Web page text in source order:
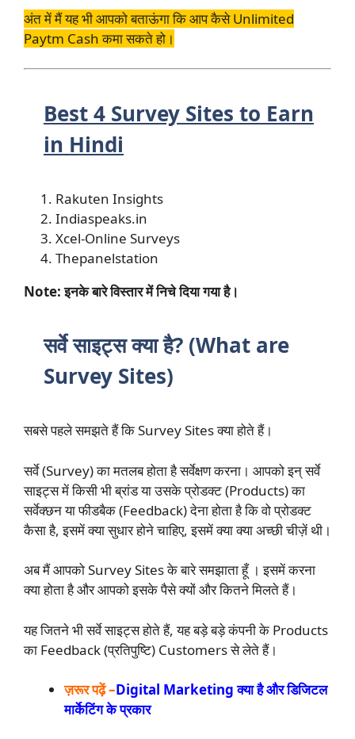
अंत में मैं यह भी आपको बताऊंगा कि आप कैसे Unlimited
Paytm Cash कमा सकते हो।
Best 4 Survey Sites to Earn
in Hindi
Rakuten Insights
Indiaspeaks.in
Xcel-Online Surveys
Thepanelstation
Note: इनके बारे विस्तार में निचे दिया गया है।
सर्वे साइट्स क्या है? (What are
Survey Sites)
सबसे पहले समझते हैं कि Survey Sites क्या होते हैं।
सर्वे (Survey) का मतलब होता है सर्वेक्षण करना। आपको इन् सर्वे
साइट्स में किसी भी ब्रांड या उसके प्रोडक्ट (Products) का
सर्वेक्छन या फीडबैक (Feedback) देना होता है कि वो प्रोडक्ट
कैसा है, इसमें क्या सुधार होने चाहिए, इसमें क्या क्या अच्छी चीज़ें थी।
अब मैं आपको Survey Sites के बारे समझाता हूँ । इसमें करना
क्या होता है और आपको इसके पैसे क्यों और कितने मिलते हैं।
यह जितने भी सर्वे साइट्स होते हैं, यह बड़े बड़े कंपनी के Products
का Feedback (प्रतिपुष्टि) Customers से लेते हैं।
ज़रूर पढ़ें –Digital Marketing क्या है और डिजिटल
मार्केटिंग के प्रकार